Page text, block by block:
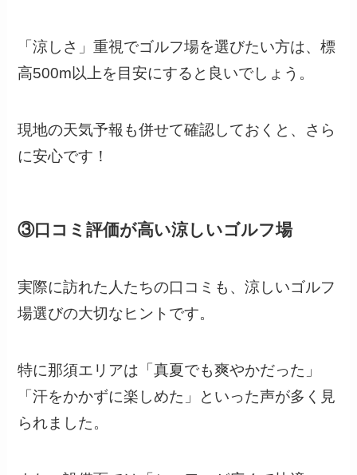
「涼しさ」重視でゴルフ場を選びたい方は、標
高500m以上を目安にすると良いでしょう。
現地の天気予報も併せて確認しておくと、さら
に安心です！
③口コミ評価が高い涼しいゴルフ場
実際に訪れた人たちの口コミも、涼しいゴルフ
場選びの大切なヒントです。
特に那須エリアは「真夏でも爽やかだった」
「汗をかかずに楽しめた」といった声が多く見
られました。